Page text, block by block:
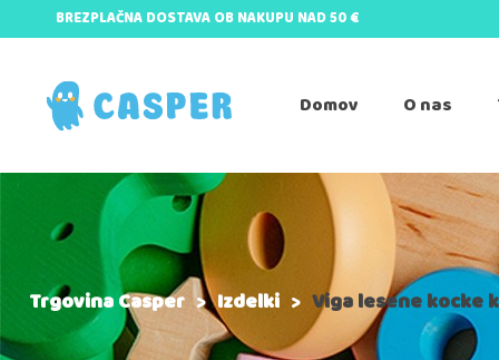
BREZPLAČNA DOSTAVA OB NAKUPU NAD 50 €
Domov O nas
Trgovina Casper >Izdelki > Viga lesene kocke